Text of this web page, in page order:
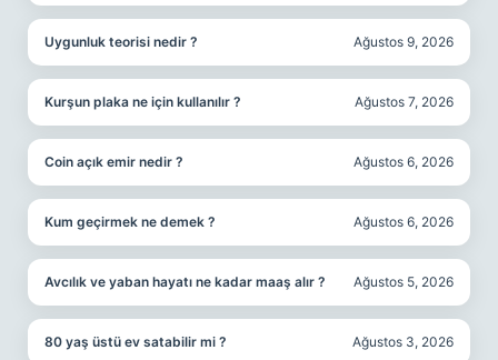
Uygunluk teorisi nedir ? Ağustos 9, 2026
Kurşun plaka ne için kullanılır ? Ağustos 7, 2026
Coin açık emir nedir ? Ağustos 6, 2026
Kum geçirmek ne demek ? Ağustos 6, 2026
Avcılık ve yaban hayatı ne kadar maaş alır ? Ağustos 5, 2026
80 yaş üstü ev satabilir mi ? Ağustos 3, 2026